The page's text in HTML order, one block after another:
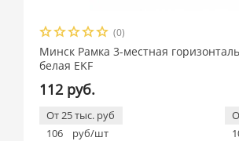
(0)
Минск Рамка 3-местная
белая EKF
112 руб.
От 25 тыс. руб
106
руб/шт